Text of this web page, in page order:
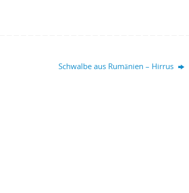
Schwalbe aus Rumänien – Hirrus